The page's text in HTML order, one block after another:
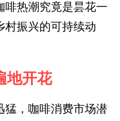
啡热潮究竟是昙花一
村振兴的可持续动
地开花
猛，咖啡消费市场潜